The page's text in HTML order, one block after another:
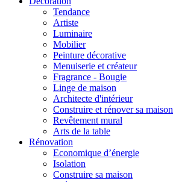
Tendance
Artiste
Luminaire
Mobilier
Peinture décorative
Menuiserie et créateur
Fragrance - Bougie
Linge de maison
Architecte d'intérieur
Construire et rénover sa maison
Revêtement mural
Arts de la table
Rénovation
Economique d’énergie
Isolation
Construire sa maison